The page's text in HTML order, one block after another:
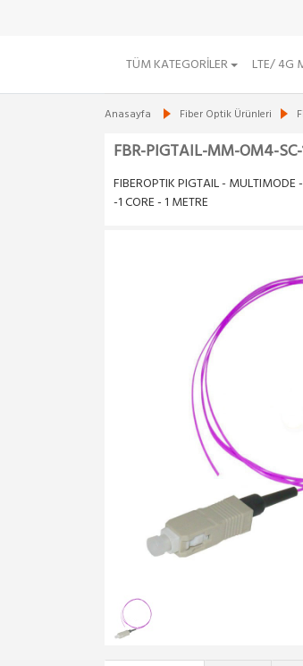
TÜM KATEGORILER LTE/ 4G
Anasayfa Fiber Optik Ürünleri
FBR-PIGTAIL-MM-OM4-
FIBEROPTIK PIGTAIL - MULTIMODE
-1 CORE - 1 METRE